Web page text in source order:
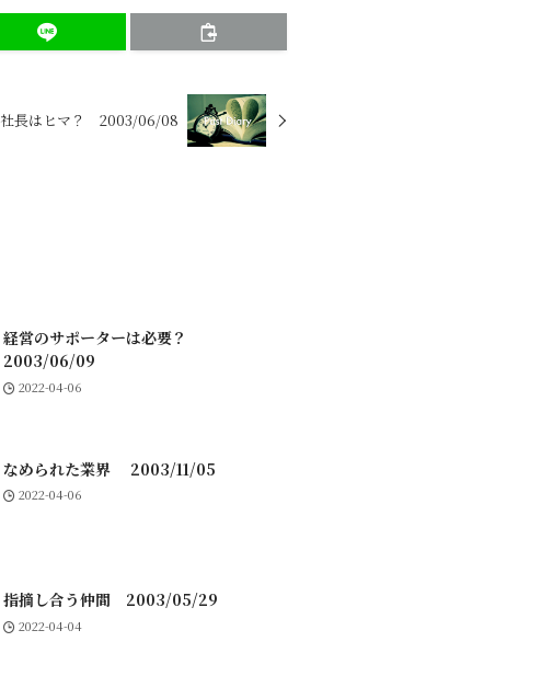
社長はヒマ？ 2003/06/08
経営のサポーターは必要？
2003/06/09
2022-04-06
なめられた業界 2003/11/05
2022-04-06
指摘し合う仲間 2003/05/29
2022-04-04